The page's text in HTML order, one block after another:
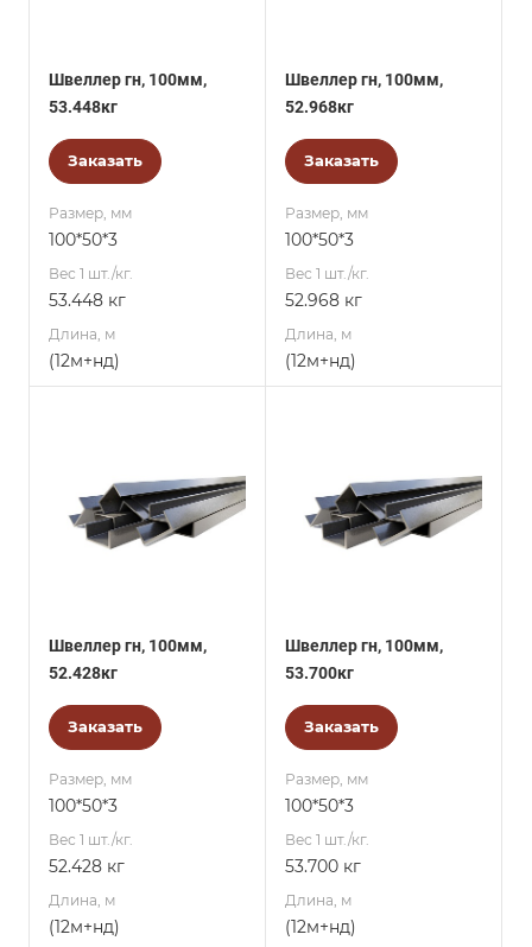
Швеллер гн, 100мм,
53.448кг
Заказать
Размер, мм
100*50*3
Вес 1 шт./кг.
53.448 кг
Длина, м
(12м+нд)
Швеллер гн, 100мм,
52.968кг
Заказать
Размер, мм
100*50*3
Вес 1 шт./кг.
52.968 кг
Длина, м
(12м+нд)
Швеллер гн, 100мм,
52.428кг
Заказать
Размер, мм
100*50*3
Вес 1 шт./кг.
52.428 кг
Длина, м
(12м+нд)
Швеллер гн, 100мм,
53.700кг
Заказать
Размер, мм
100*50*3
Вес 1 шт./кг.
53.700 кг
Длина, м
(12м+нд)